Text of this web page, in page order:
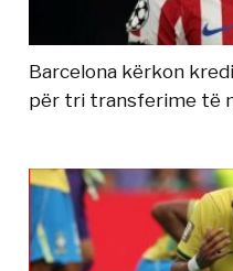
Barcelona kërkon
për tri transferime të